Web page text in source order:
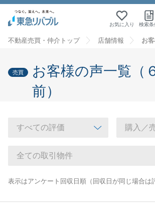
お気に入り 検索
不動産売買・仲介トップ 店舗情報 お
売買
お客様の声一覧（
前）
表示はアンケート回収日順（回収日が同じ場合は